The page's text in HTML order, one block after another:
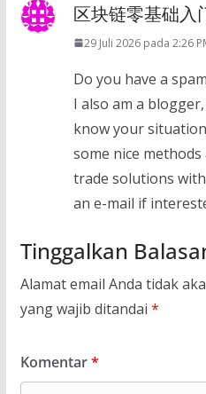
区块链零基础入
29 Juli 2026 pada 2:26
Do you have a
I also am a
know your
some nice
trade solutions
an e-mail if
Tinggalkan
Alamat email Anda tidak
yang wajib ditandai *
Komentar*